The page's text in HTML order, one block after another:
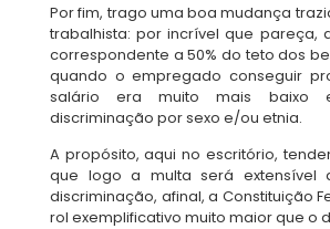
Por fim, trago uma boa mudança
trabalhista: por incrível que pareça,
correspondente a 50% do teto dos
quando o empregado conseguir
salário era muito mais baixo
discriminação por sexo e/ou etnia.
A propósito, aqui no escritório,
que logo a multa será
discriminação, afinal, a Constituição
rol exemplificativo muito maior que o